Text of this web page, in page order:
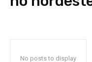
No posts to display